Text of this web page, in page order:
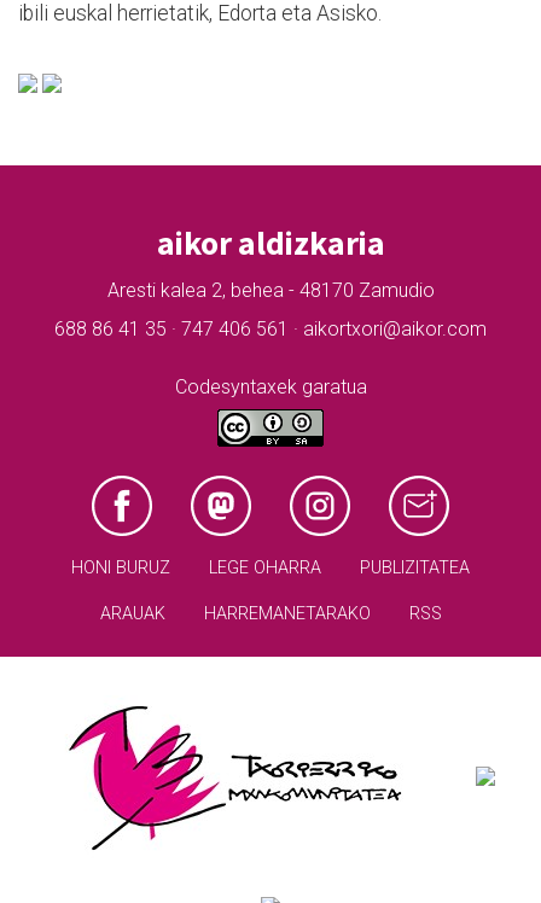
ibili euskal herrietatik, Edorta eta Asisko.
aikor aldizkaria
Aresti kalea 2, behea - 48170 Zamudio
688 86 41 35 · 747 406 561 · aikortxori@aikor.com
Codesyntaxek garatua
HONI BURUZ LEGE OHARRA PUBLIZITATEA
ARAUAK HARREMANETARAKO RSS